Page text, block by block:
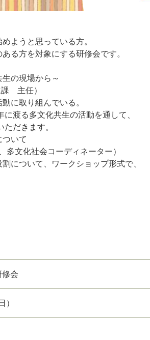
ようと思っている方。
る方を対象にする研修会です。
の現場から～
主任）
取り組んでいる。
渡る多文化共生の活動を通して、
きます。
ついて
化社会コーディネーター）
について、ワークショップ形式で、
会
）